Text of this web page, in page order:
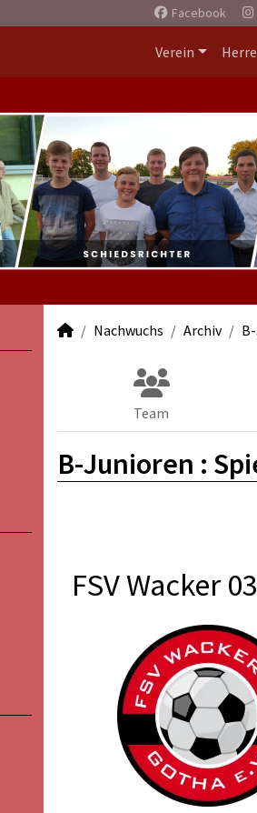
Facebook
Verein
Nachwuchs Archiv
Team
B-Junioren :
FSV Wacker